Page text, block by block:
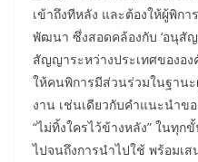
เข้าถึงทีหลัง และต้องให้ผู้พิก
พัฒนา ซึ่งสอดคล้องกับ ‘อนุสั
สัญญาระหว่างประเทศของอ
ให้คนพิการมีส่วนร่วมในฐาน
งาน เช่นเดียวกับคำแนะนำข
“ไม่ทิ้งใครไว้ข้างหลัง” ในทุ
ไปจนถึงการนำไปใช้ พร้อมเ